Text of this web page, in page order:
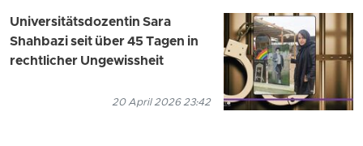
Universitätsdozentin Sara
Shahbazi seit über 45 Tagen in
rechtlicher Ungewissheit
20 April 2026 23:42